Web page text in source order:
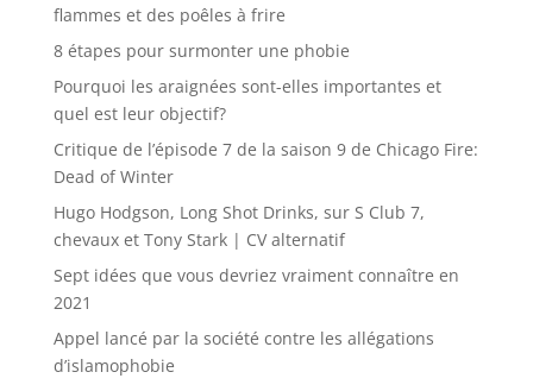
flammes et des poêles à frire
8 étapes pour surmonter une phobie
Pourquoi les araignées sont-elles importantes et
quel est leur objectif?
Critique de l’épisode 7 de la saison 9 de Chicago Fire:
Dead of Winter
Hugo Hodgson, Long Shot Drinks, sur S Club 7,
chevaux et Tony Stark | CV alternatif
Sept idées que vous devriez vraiment connaître en
2021
Appel lancé par la société contre les allégations
d’islamophobie